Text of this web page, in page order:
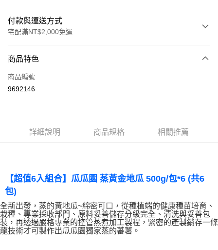
付款與運送方式
宅配滿NT$2,000免運
信用卡一次付款
LINE Pay
AFTEE先享後付
相關說明
【關於「AFTEE先享後付」】
AFTEE先享後付是「在收到商品之後才付款」的支付方式。 讓您購物簡單
便利好安心！
１．簡單：不需註冊會員、不需綁卡、不需儲值。
２．便利：只要手機號碼，簡訊認證，即可結帳。
ATM付款
貨到付款
商品特色
商品編號
9692146
詳細說明 商品規格 相關推薦
【超值6入組合】瓜瓜園 蒸黃金地瓜 500g/包*6 (共6
包)
全新出發，蒸的黃地瓜~綿密可口，從種植端的健康種苗培育、
栽種、專業採收部門、原料妥善儲存分級完全、清洗與妥善包
裝，再透過嚴格專業的控管蒸煮加工製程，緊密的產製銷存一條
龍技術才可製作出瓜瓜園獨家蒸的蕃薯。